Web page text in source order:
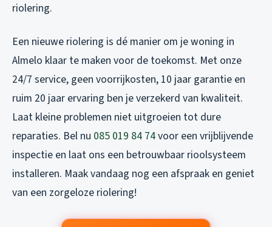
riolering.
Een nieuwe riolering is dé manier om je woning in
Almelo klaar te maken voor de toekomst. Met onze
24/7 service, geen voorrijkosten, 10 jaar garantie en
ruim 20 jaar ervaring ben je verzekerd van kwaliteit.
Laat kleine problemen niet uitgroeien tot dure
reparaties. Bel nu 085 019 84 74voor een vrijblijvende
inspectie en laat ons een betrouwbaar rioolsysteem
installeren. Maak vandaag nog een afspraak en geniet
van een zorgeloze riolering!